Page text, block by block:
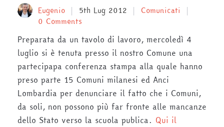
Eugenio 5th Lug 2012
Comunicati
0 Comments
Preparata da un tavolo di lavoro, mercoledì 4
luglio si è tenuta presso il nostro Comune una
partecipapa conferenza stampa alla quale hanno
preso parte 15 Comuni milanesi ed Anci
Lombardia per denunciare il fatto che i Comuni,
da soli, non possono più far fronte alle mancanze
dello Stato verso la scuola publica. Qui il